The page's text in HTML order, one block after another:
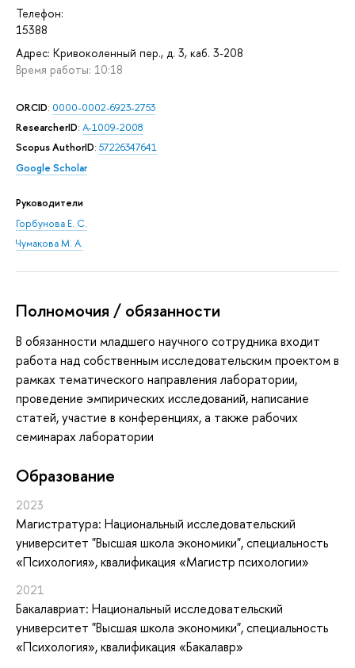
Телефон:
15388
Адрес: Кривоколенный пер., д. 3, каб. 3-208
Время работы: 10:18
ORCID: 0000-0002-6923-2753
ResearcherID: A-1009-2008
Scopus AuthorID: 57226347641
Google Scholar
Руководители
Горбунова Е. С.
Чумакова М. А.
Полномочия / обязанности
В обязанности младшего научного сотрудника входит
работа над собственным исследовательским проектом в
рамках тематического направления лаборатории,
проведение эмпирических исследований, написание
статей, участие в конференциях, а также рабочих
семинарах лаборатории
Oбразование
2023
Магистратура: Национальный исследовательский
университет "Высшая школа экономики", специальность
«Психология», квалификация «Магистр психологии»
2021
Бакалавриат: Национальный исследовательский
университет "Высшая школа экономики", специальность
«Психология», квалификация «Бакалавр»